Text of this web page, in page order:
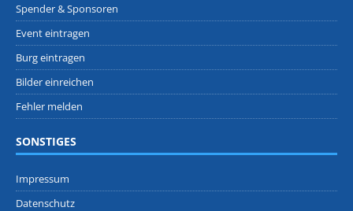
Spender & Sponsoren
Event eintragen
Burg eintragen
Bilder einreichen
Fehler melden
SONSTIGES
Impressum
Datenschutz